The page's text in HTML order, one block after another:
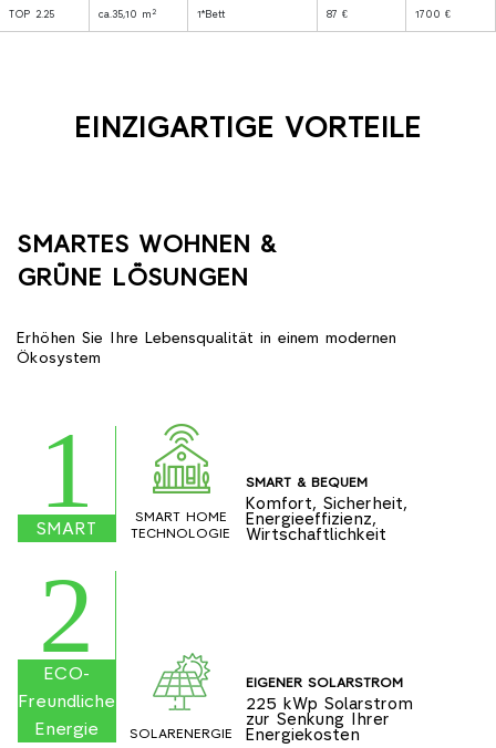
TOP 2.25 ca.35,10 m 2 1*Bett 87 € 1700 €
EINZIGARTIGE VORTEILE
SMARTES WOHNEN &
GRÜNE LÖSUNGEN
Erhöhen Sie Ihre Lebensqualität in einem modernen
Ökosystem
1
SMART
SMART HOME
TECHNOLOGIE
SMART & BEQUEM
Komfort, Sicherheit,
Energieeffizienz,
Wirtschaftlichkeit
2
ECO-
Freundliche
Energie
SOLARENERGIE
EIGENER SOLARSTROM
225 kWp Solarstrom
zur Senkung Ihrer
Energiekosten